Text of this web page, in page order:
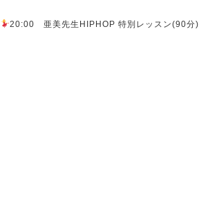
20:00 亜美先生HIPHOP 特別レッスン(90分)